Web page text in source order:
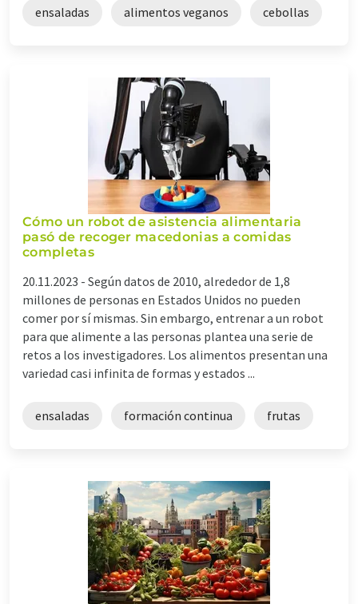
ensaladas alimentos veganos cebollas
Cómo un robot de asistencia alimentaria
pasó de recoger macedonias a comidas
completas
20.11.2023 - Según datos de 2010, alrededor de 1,8
millones de personas en Estados Unidos no pueden
comer por sí mismas. Sin embargo, entrenar a un robot
para que alimente a las personas plantea una serie de
retos a los investigadores. Los alimentos presentan una
variedad casi infinita de formas y estados ...
ensaladas formación continua frutas